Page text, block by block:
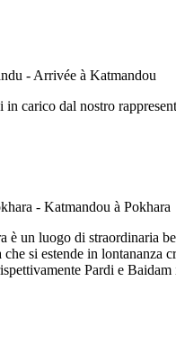
carico dal nostro
è un luogo di straordinaria
si estende in lontananza
Pardi e